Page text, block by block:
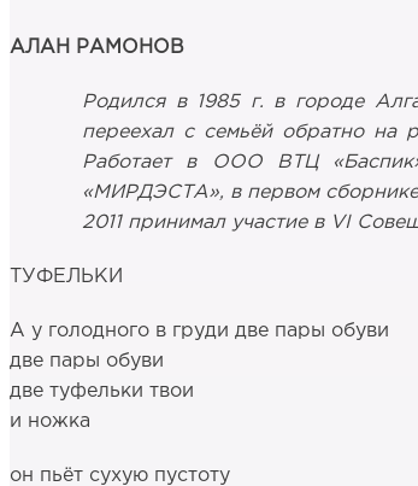
АЛАН РАМОНОВ
Родился в 1985 г. в городе
переехал с семьёй обратно на
Работает в ООО ВТЦ «Баспик»
«МИРДЭСТА», в первом сборнике
2011 принимал участие в VI
ТУФЕЛЬКИ
А у голодного в груди две пары обуви
две пары обуви
две туфельки твои
и ножка
он пьёт сухую пустоту